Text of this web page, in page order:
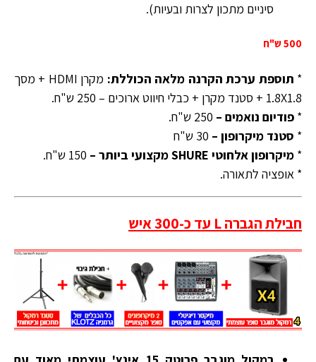
סיניים מתכון לצרות ובעיות).
500 ש"ח
* תוספת ערכת הקרנה מלאה הכוללת:
מקרן HDMI + מסך
1.8X1.8 + סטנד מקרן + כבלי חיווט ארוכים – 250 ש"ח.
* פודיום נואמים –
* סטנד מיקרופון –
* מיקרופון אלחוטי SHURE מקצועי ביותר –
* אופציה לתאורה.
חבילת הגברה L עד כ-300 איש